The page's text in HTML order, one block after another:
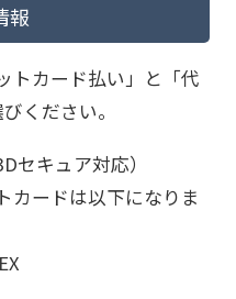
報
トカード払い」と「代
ください。
キュア対応）
カードは以下になりま